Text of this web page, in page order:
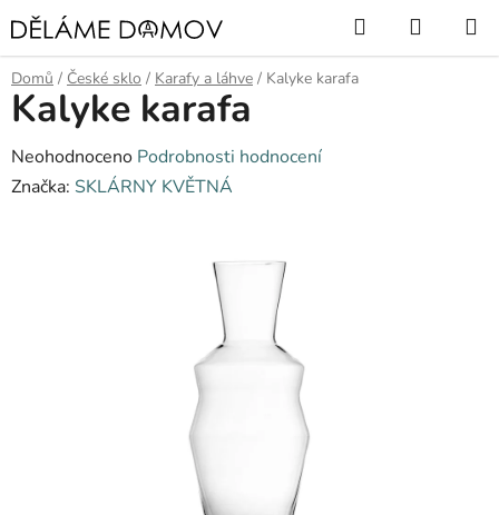
Přejít
na
obsah
Hledat
KOŠÍK
Domů / České sklo / Karafy a láhve / Kalyke karafa
Kalyke karafa
Průměrné
hodnocení
Neohodnoceno Podrobnosti hodnocení
Značka: SKLÁRNY KVĚTNÁ